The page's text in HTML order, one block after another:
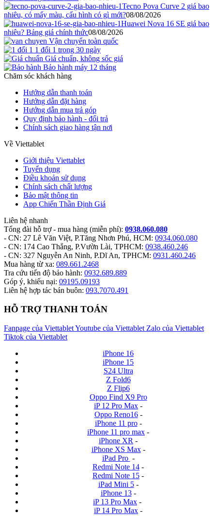
Tecno Pova Curve 2 giá bao
nhiêu, có mấy màu, cấu hình có gì mới?08/08/2026
Huawei Nova 16 SE giá bao
nhiêu? Bảng giá chính thức08/08/2026
Vận chuyển toàn quốc
1 đổi 1 trong 30 ngày
Giá chuẩn, không sốc giá
Bảo hành máy 12 tháng
Chăm sóc khách hàng
Hướng dẫn thanh toán
Hướng dẫn đặt hàng
Hướng dẫn mua trả góp
Quy định bảo hành - đổi trả
Chính sách giao hàng tận nơi
Về Viettablet
Giới thiệu Viettablet
Tuyển dụng
Điều khoản sử dụng
Chính sách chất lượng
Bảo mật thông tin
App Chiến Thần Định Giá
Liên hệ nhanh
Tổng đài hỗ trợ - mua hàng (miễn phí): 0938.060.080
- CN: 27 Lê Văn Việt, P.Tăng Nhơn Phú, HCM: 0934.060.080
- CN: 174 Cao Thắng, P.Vườn Lài, TPHCM: 0938.460.246
- CN: 327 Nguyễn An Ninh, P.Dĩ An, TPHCM: 0931.460.246
Mua hàng từ xa: 089.661.2468
Tra cứu tiến độ bảo hành: 0932.689.889
Góp ý, khiếu nại: 09195.09193
Liên hệ hợp tác bán buôn: 093.7070.491
HỖ TRỢ THANH TOÁN
Fanpage của ViettabletYoutube của Viettablet Zalo của Viettablet
Tiktok của Viettablet
iPhone 16
iPhone 15
S24 Ultra
Z Fold6
Z Flip6
Oppo Find X9 Pro
iP 12 Pro Max -
Oppo Reno16-
iPhone 11 pro-
iPhone 11 pro max -
iPhone XR -
iPhone XS Max-
iPad Pro -
Redmi Note 14 -
Redmi Note 15 -
iPad Mini 5-
iPhone 13-
iP 13 Pro Max -
iP 14 Pro Max -